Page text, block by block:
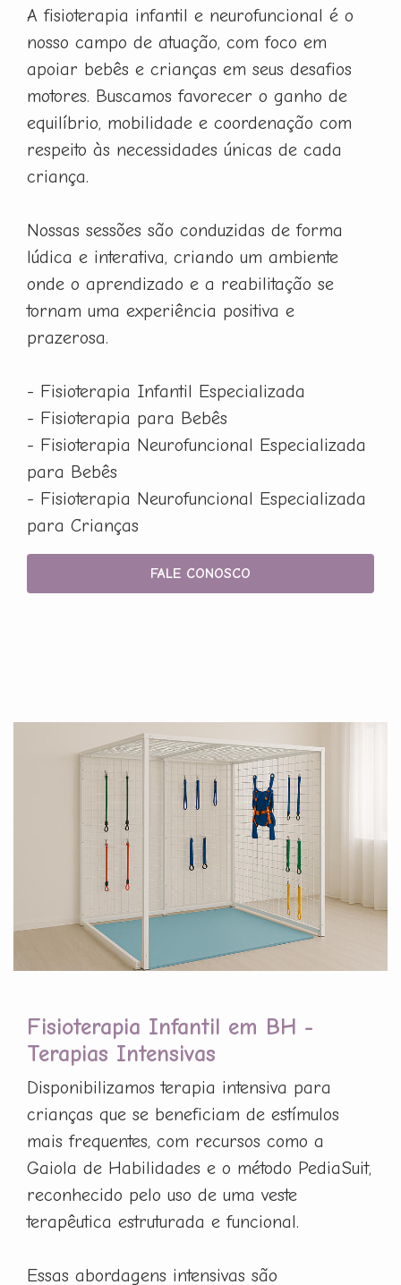
A fisioterapia infantil e neurofuncional é o
nosso campo de atuação, com foco em
apoiar bebês e crianças em seus desafios
motores. Buscamos favorecer o ganho de
equilíbrio, mobilidade e coordenação com
respeito às necessidades únicas de cada
criança.
Nossas sessões são conduzidas de forma
lúdica e interativa, criando um ambiente
onde o aprendizado e a reabilitação se
tornam uma experiência positiva e
prazerosa.
- Fisioterapia Infantil Especializada
- Fisioterapia para Bebês
- Fisioterapia Neurofuncional Especializada
para Bebês
- Fisioterapia Neurofuncional Especializada
para Crianças
FALE CONOSCO
Fisioterapia Infantil em BH -
Terapias Intensivas
Disponibilizamos terapia intensiva para
crianças que se beneficiam de estímulos
mais frequentes, com recursos como a
Gaiola de Habilidades e o método PediaSuit,
reconhecido pelo uso de uma veste
terapêutica estruturada e funcional.
Essas abordagens intensivas são